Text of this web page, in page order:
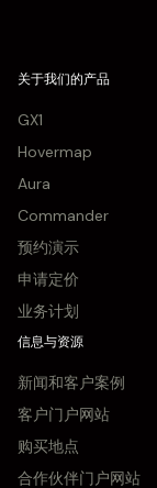
关于我们的产品
GX1
Hovermap
Aura
Commander
预约演示
申请定价
业务计划
信息与资源
新闻和客户案例
客户门户网站
购买地点
合作伙伴门户网站